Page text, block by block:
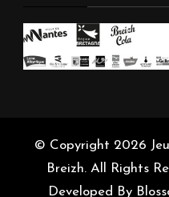
© Copyright 2026
Breizh. All Rights
Developed By